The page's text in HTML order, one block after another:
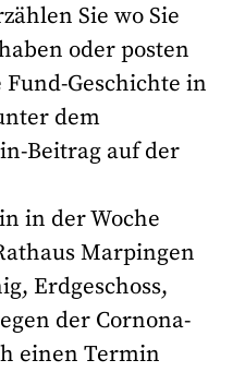
Sie wo Sie
oder posten
Geschichte in
dem
Beitrag auf der
in der Woche
Marpingen
Erdgeschoss,
der Cornona-
einen Termin